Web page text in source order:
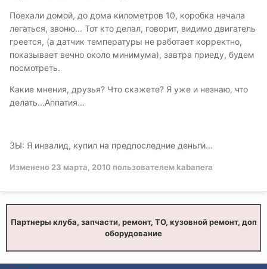
Поехали домой, до дома километров 10, коробка начала
легаться, звоню... Тот кто делал, говорит, видимо двигатель
греется, (а датчик температуры не работает корректно,
показывает вечно около минимума), завтра приеду, будем
посмотреть.
Какие мнения, друзья? Что скажете? Я уже и незнаю, что
делать...Аппатия...
ЗЫ: Я инвалид, купил на предпоследние деньги...
Изменено 23 марта, 2010 пользователем kabanera
Партнеры клуба, запчасти, ремонт, ТО, кузовной ремонт, доп
оборудование